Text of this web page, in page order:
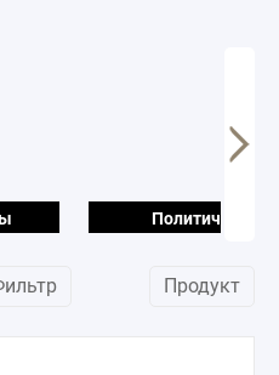
Политические
Продукт